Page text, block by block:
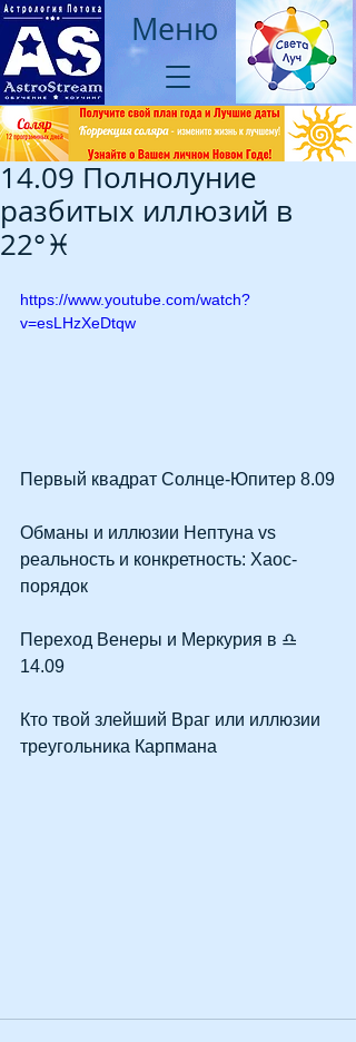
Меню
14.09 Полнолуние
разбитых иллюзий в
22°♓
https://www.youtube.com/watch?
v=esLHzXeDtqw
Первый квадрат Солнце-Юпитер 8.09
Обманы и иллюзии Нептуна vs
реальность и конкретность: Хаос-
порядок
Переход Венеры и Меркурия в ♎
14.09
Кто твой злейший Враг или иллюзии
треугольника Карпмана